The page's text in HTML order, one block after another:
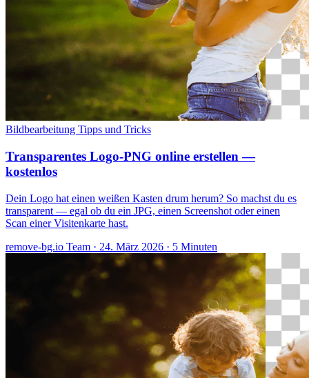
Bildbearbeitung Tipps und Tricks
Transparentes Logo-PNG online erstellen —
kostenlos
Dein Logo hat einen weißen Kasten drum herum? So machst du es
transparent — egal ob du ein JPG, einen Screenshot oder einen
Scan einer Visitenkarte hast.
remove-bg.io Team · 24. März 2026 · 5 Minuten